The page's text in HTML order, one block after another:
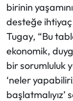
birinin
desteğe ihtiyaç
Tugay, “Bu
ekonomik,
bir sorumluluk
‘neler
başlatmalıyız’